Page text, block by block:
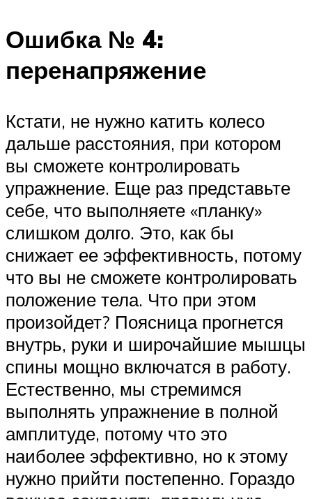
Ошибка № 4:
перенапряжение
Кстати, не нужно катить колесо
дальше расстояния, при котором
вы сможете контролировать
упражнение. Еще раз представьте
себе, что выполняете «планку»
слишком долго. Это, как бы
снижает ее эффективность, потому
что вы не сможете контролировать
положение тела. Что при этом
произойдет? Поясница прогнется
внутрь, руки и широчайшие мышцы
спины мощно включатся в работу.
Естественно, мы стремимся
выполнять упражнение в полной
амплитуде, потому что это
наиболее эффективно, но к этому
нужно прийти постепенно. Гораздо